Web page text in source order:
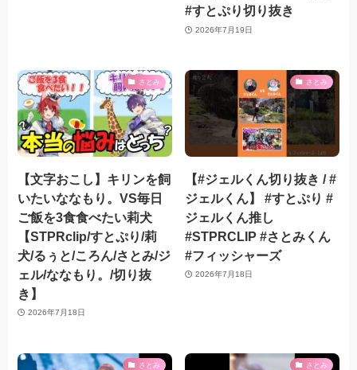
#すとぷり切り抜き
2026年7月19日
さとみ
【文字おこし】キリンを飼
いたいななもり。VS毎日
ご飯を3食食べたい莉犬
【STPRclip/すとぷり/莉
犬/るぅと/ころん/さとみ/ジ
ェル/ななもり。/切り抜
き】
2026年7月18日
さとみ
【#ジェルくん切り抜き / #
ジェルくん】 #すとぷり #
ジェルくん推し
#STPRCLIP #さとみくん
#フィッシャーズ
2026年7月18日
さとみ さとみ